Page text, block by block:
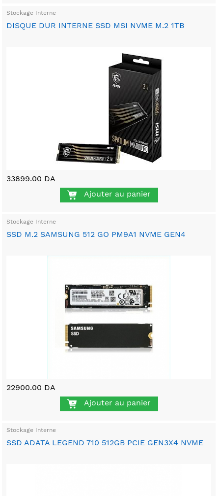
Stockage Interne
DISQUE DUR INTERNE SSD MSI NVME M.2 1TB
33899.00 DA
Ajouter au panier
Stockage Interne
SSD M.2 SAMSUNG 512 GO PM9A1 NVME GEN4
22900.00 DA
Ajouter au panier
Stockage Interne
SSD ADATA LEGEND 710 512GB PCIE GEN3X4 NVME